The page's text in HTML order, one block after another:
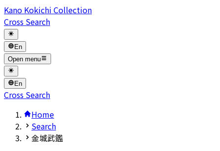
Kano Kokichi Collection
Cross Search
En
Open menu
En
Cross Search
Home
Search
金城武鑑